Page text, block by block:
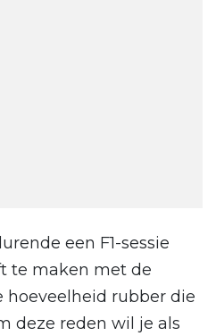
een F1-sessie
te maken met de
rubber die
deze reden wil je als